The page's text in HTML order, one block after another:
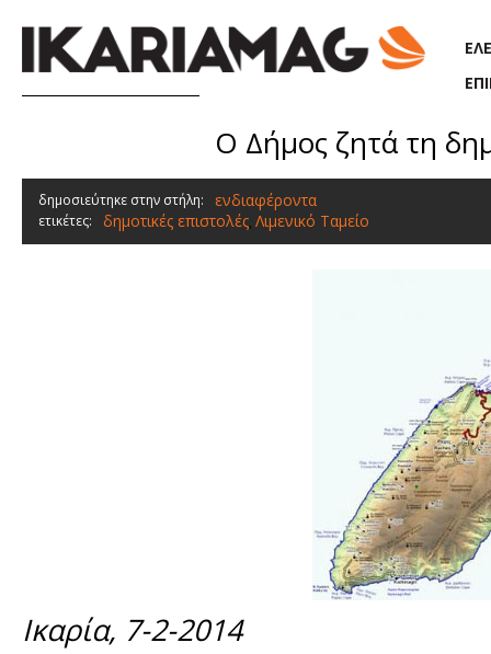
Ο Δήμος ζητά τη
δημοσιεύτηκε στην στήλη: ενδιαφέροντα
ετικέτες: δημοτικές επιστολές, Λιμενικό Ταμείο
Ικαρία, 7-2-2014